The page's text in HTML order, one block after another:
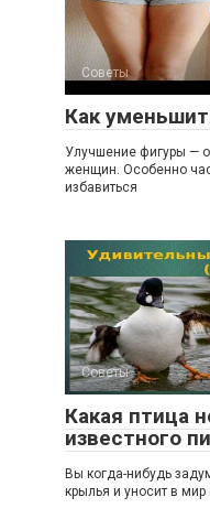
Советы
Как
Улучшение фигуры —
женщин. Особенно
избавиться
Советы
Какая птица
известного
Вы когда-нибудь
крылья и уносит в мир